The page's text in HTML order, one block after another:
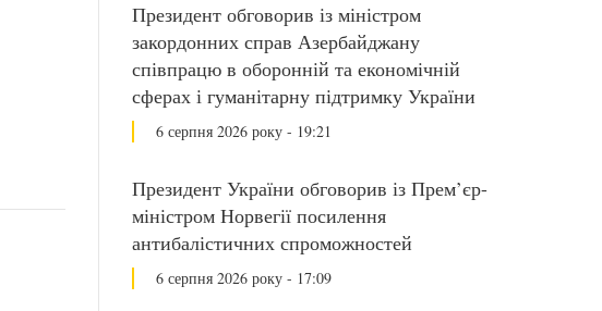
Президент обговорив із міністром
закордонних справ Азербайджану
співпрацю в оборонній та економічній
сферах і гуманітарну підтримку України
6 серпня 2026 року - 19:21
Президент України обговорив із Прем’єр-
міністром Норвегії посилення
антибалістичних спроможностей
6 серпня 2026 року - 17:09